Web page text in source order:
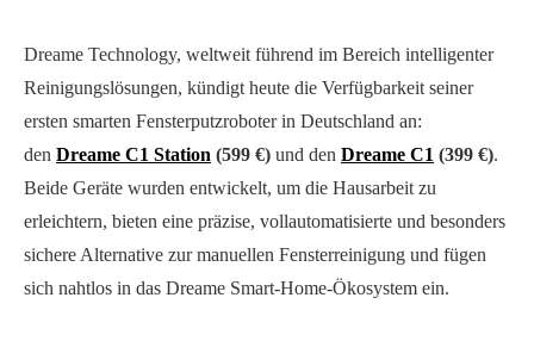
Dreame Technology, weltweit führend im Bereich intelligenter
Reinigungslösungen, kündigt heute die Verfügbarkeit seiner
ersten smarten Fensterputzroboter in Deutschland an:
den Dreame C1 Station (599 €) und den Dreame C1 (399 €).
Beide Geräte wurden entwickelt, um die Hausarbeit zu
erleichtern, bieten eine präzise, vollautomatisierte und besonders
sichere Alternative zur manuellen Fensterreinigung und fügen
sich nahtlos in das Dreame Smart-Home-Ökosystem ein.